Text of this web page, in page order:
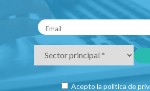
Acepto la política de